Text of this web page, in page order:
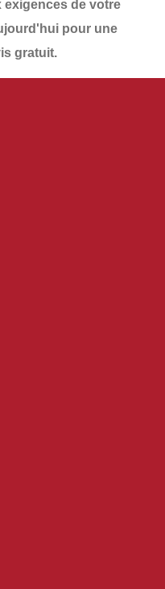
exigences de votre
pour une
gratuit.